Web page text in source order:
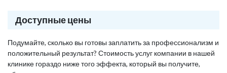
Доступные цены
Подумайте, сколько вы готовы заплатить за профессионализм и
положительный результат? Стоимость услуг компании в нашей
клинике гораздо ниже того эффекта, который вы получите,